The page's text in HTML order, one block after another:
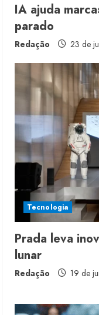
IA ajuda
parado
Redação 23 de
Tecnologia
Prada leva
lunar
Redação 19 de
2
3